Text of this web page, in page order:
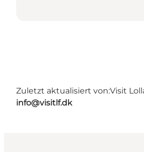
Zuletzt aktualisiert von:Visit
info@visitlf.dk